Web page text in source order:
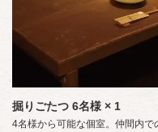
掘りごたつ 6名様 × 1
4名様から可能な個室。仲間内